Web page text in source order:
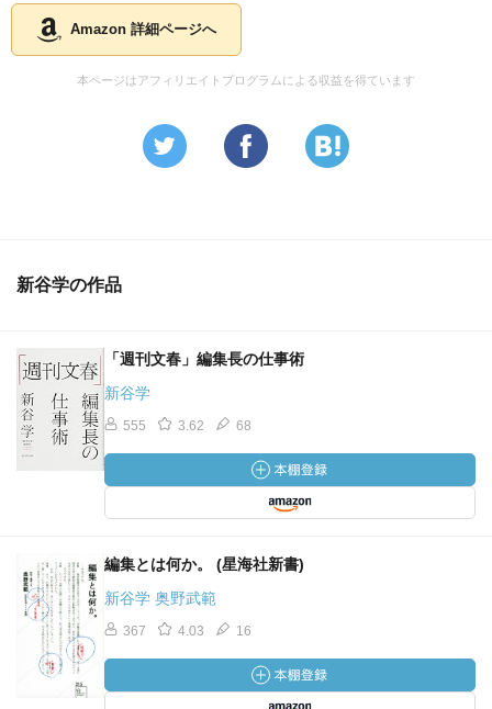
Amazon 詳細ページへ
本ページはアフィリエイトプログラムによる収益を得ています
新谷学の作品
「週刊文春」編集長の仕事術
新谷学
555 3.62 68
編集とは何か。 (星海社新書)
新谷学 奥野武範
367 4.03 16